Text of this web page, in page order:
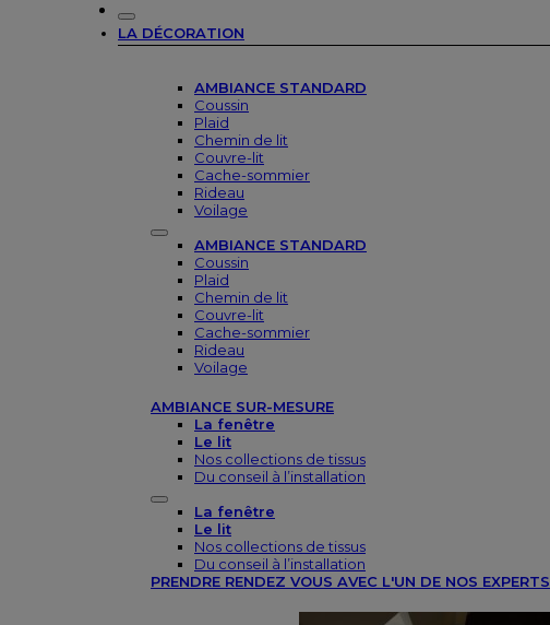
LA DÉCORATION
AMBIANCE STANDARD
Coussin
Plaid
Chemin de lit
Couvre-lit
Cache-sommier
Rideau
Voilage
AMBIANCE STANDARD
Coussin
Plaid
Chemin de lit
Couvre-lit
Cache-sommier
Rideau
Voilage
AMBIANCE SUR-MESURE
La fenêtre
Le lit
Nos collections de tissus
Du conseil à l’installation
La fenêtre
Le lit
Nos collections de tissus
Du conseil à l’installation
PRENDRE RENDEZ VOUS AVEC L'UN DE NOS EXPERTS